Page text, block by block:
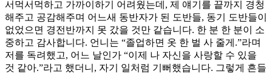
서먹서먹하고 가까이하기 어려웠는데, 제 얘기를 끝까지 경청
해주고 공감해주며 어느새 동반자가 된 도반들, 동기 도반들이
없었으면 경전반까지 못 갔을 것만 같습니다. 한 분 한 분이 소
중하고 감사합니다. 언니는 “졸업하면 옷 한 벌 사 줄게.”라며
저를 독려했고, 어느 날인가 “이제 나 자신을 사랑할 수 있을
것 같아.”라고 했더니, 자기 일처럼 기뻐했습니다. 그렇게 흔들